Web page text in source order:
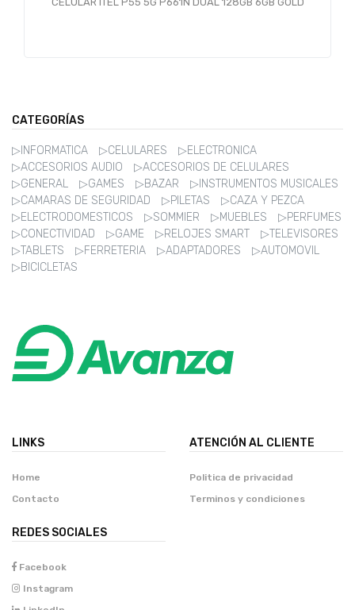
CATEGORÍAS
▷INFORMATICA ▷CELULARES
▷ELECTRONICA
▷ACCESORIOS AUDIO
▷ACCESORIOS DE CELULARES
▷GENERAL
▷GAMES ▷BAZAR
▷INSTRUMENTOS MUSICALES
▷CAMARAS DE SEGURIDAD
▷PILETAS
▷CAZA Y PEZCA
▷ELECTRODOMESTICOS
▷SOMMIER ▷MUEBLES
▷PERFUMES
▷CONECTIVIDAD
▷GAME ▷RELOJES SMART
▷TELEVISORES
▷TABLETS
▷FERRETERIA ▷ADAPTADORES
▷AUTOMOVIL
▷BICICLETAS
LINKS
Home
Contacto
ATENCIÓN AL CLIENTE
Politica de privacidad
Terminos y condiciones
REDES SOCIALES
Facebook
Instagram